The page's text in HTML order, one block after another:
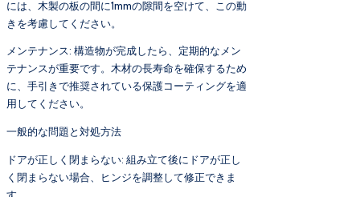
には、木製の板の間に1mmの隙間を空けて、この動
きを考慮してください。
メンテナンス: 構造物が完成したら、定期的なメン
テナンスが重要です。木材の長寿命を確保するため
に、手引きで推奨されている保護コーティングを適
用してください。
一般的な問題と対処方法
ドアが正しく閉まらない: 組み立て後にドアが正し
く閉まらない場合、ヒンジを調整して修正できま